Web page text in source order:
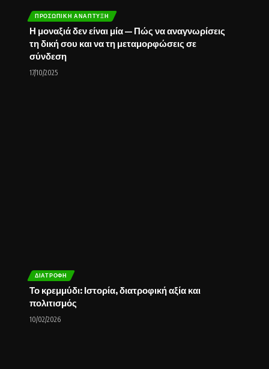
ΠΡΟΣΩΠΙΚΉ ΑΝΆΠΤΥΞΗ
Η μοναξιά δεν είναι μία — Πώς να αναγνωρίσεις
τη δική σου και να τη μεταμορφώσεις σε
σύνδεση
17/10/2025
ΔΙΑΤΡΟΦΉ
Το κρεμμύδι: Ιστορία, διατροφική αξία και
πολιτισμός
10/02/2026